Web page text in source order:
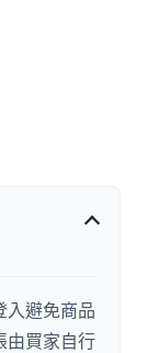
入避免商品
由買家自行